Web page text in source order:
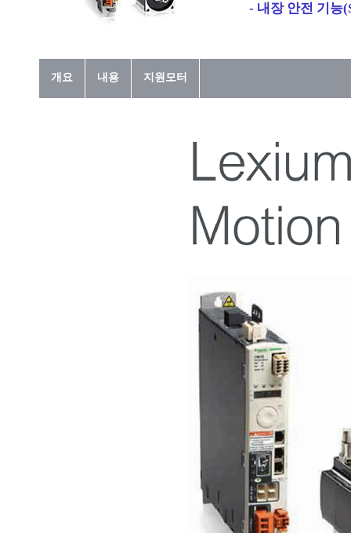
- 내장 안전 기능
개요 내용 지원모터